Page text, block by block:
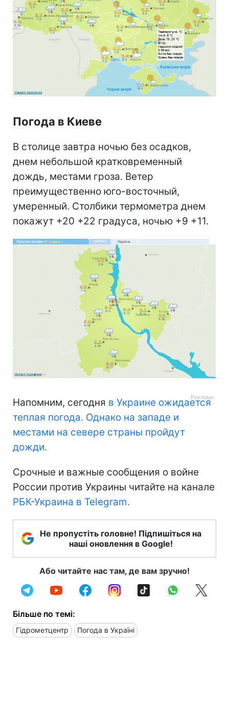
Погода в Киеве
В столице завтра ночью без осадков,
днем небольшой кратковременный
дождь, местами гроза. Ветер
преимущественно юго-восточный,
умеренный. Столбики термометра днем
покажут +20 +22 градуса, ночью +9 +11.
Напомним, сегодня в Украине ожидается
теплая погода. Однако на западе и
местами на севере страны пройдут
дожди.
Срочные и важные сообщения о войне
России против Украины читайте на канале
РБК-Украина в Telegram.
Не пропустіть головне! Підпишіться на
наші оновлення в Google!
Або читайте нас там, де вам зручно!
Більше по темі:
Гідрометцентр Погода в Україні